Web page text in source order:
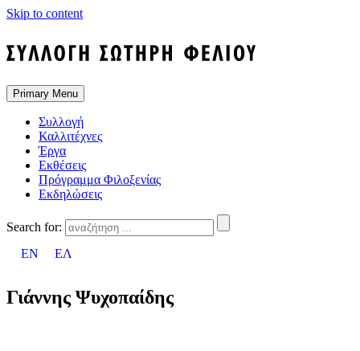
Skip to content
Primary Menu
Συλλογή
Καλλιτέχνες
Έργα
Εκθέσεις
Πρόγραμμα Φιλοξενίας
Εκδηλώσεις
Search for:
EN
ΕΛ
Γιάννης Ψυχοπαίδης